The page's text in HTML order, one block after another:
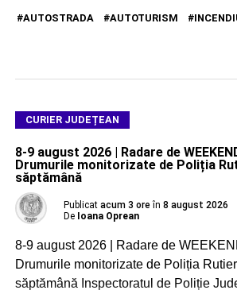
AUTOSTRADA
AUTOTURISM
CURIER JUDEȚEAN
8-9 august 2026 | Radare de
Drumurile monitorizate de Poliția
săptămână
Publicat acum 3 ore în 8 august 2026
De Ioana Oprean
8-9 august 2026 | Radare de
Drumurile monitorizate de Poliția
săptămână Inspectoratul de Poliție